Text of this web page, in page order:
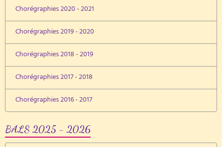
Chorégraphies 2020 - 2021
Chorégraphies 2019 - 2020
Chorégraphies 2018 - 2019
Chorégraphies 2017 - 2018
Chorégraphies 2016 - 2017
BALS 2025 - 2026